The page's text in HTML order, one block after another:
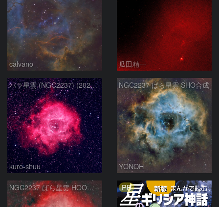
calvano 瓜田精一
バラ星雲 (NGC2237) (2026/02/15他2夜)
kuro-shuu
NGC2237 ばら星雲 SHO合成
YONOH
NGC2237 ばら星雲 HOO合成 PR